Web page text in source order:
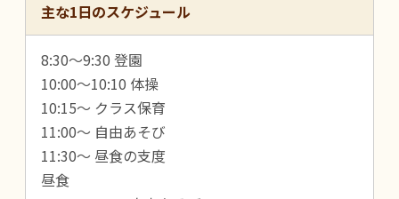
主な1日のスケジュール
8:30～9:30 登園
10:00～10:10 体操
10:15～ クラス保育
11:00～ 自由あそび
11:30～ 昼食の支度
昼食